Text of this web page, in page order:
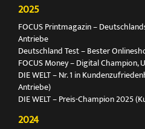
2025
FOCUS Printmagazin –
Antriebe
Deutschland Test – Bester
FOCUS Money – Digital
DIE WELT – Nr. 1 in
Antriebe)
DIE WELT – Preis-Champion 2025
2024